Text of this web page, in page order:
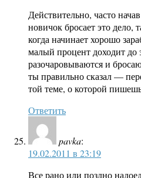
Действительно, часто
новичок бросает это дело,
когда начинает хорошо
малый процент доходит до
разочаровываются и
ты правильно сказал —
той теме, о которой
Ответить
pavka:
19.02.2011 в 23:19
Все рано или поздно